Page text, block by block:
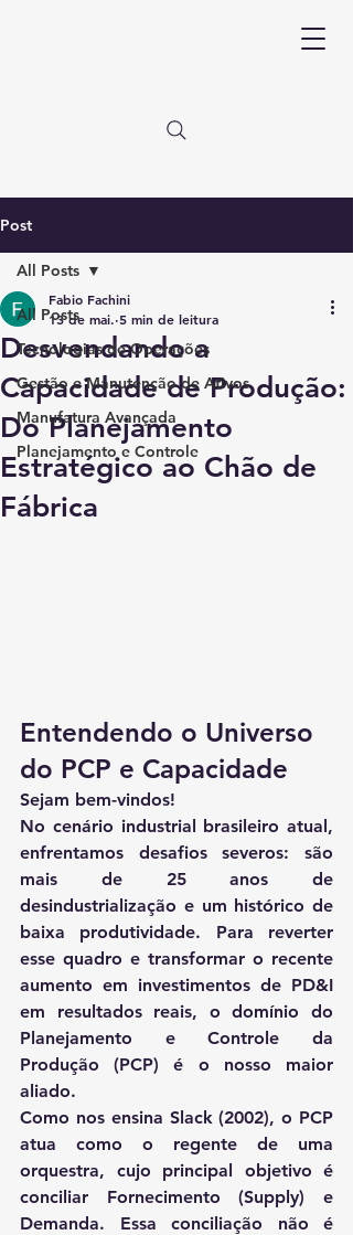
Post
All Posts
Tecnologias de Operações
Gestão e Manutenção de Ativos
Manufatura Avançada
Planejamento e Controle
All Posts
Desvendando a
Capacidade de Produção:
Do Planejamento
Estratégico ao Chão de
Fábrica
Fabio Fachini
13 de mai. 5 min de leitura
Entendendo o Universo
do PCP e Capacidade
Sejam bem-vindos!
No cenário industrial brasileiro atual,
enfrentamos desafios severos: são
mais de 25 anos de
desindustrialização
baixa produtividade. Para reverter
esse quadro e transformar o recente
aumento em investimentos de PD&I
em resultados reais, o domínio do
Planejamento e Controle da
Produção (PCP) é o nosso maior
aliado.
Como nos ensina Slack (2002), o PCP
atua como o regente de uma
orquestra, cujo principal objetivo é
conciliar Fornecimento (Supply) e
Demanda. Essa conciliação não é